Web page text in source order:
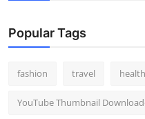
Popular Tags
fashion travel health
YouTube Thumbnail